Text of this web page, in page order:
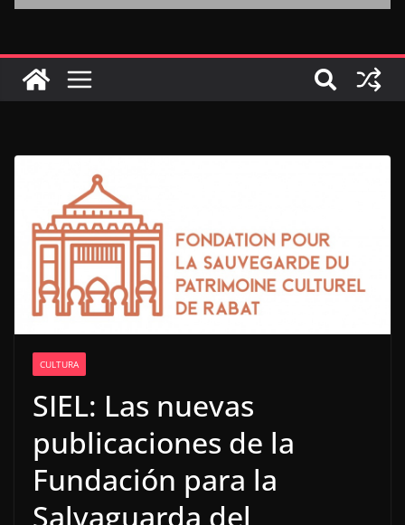
Marruecos gracias a una visión estratégica
destinada a consolidar la posición de Marruecos
en una economía mundial competitiva (politólogo
marroquí-estadounidense)
CULTURA
SIEL: Las nuevas
publicaciones de la
Fundación para la
Salvaguarda del